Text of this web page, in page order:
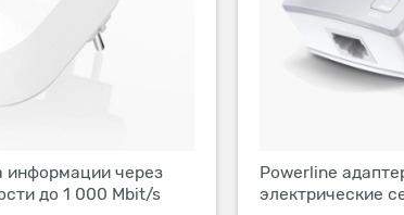
информации через
до 1 000 Mbit/s
Powerline
электрические